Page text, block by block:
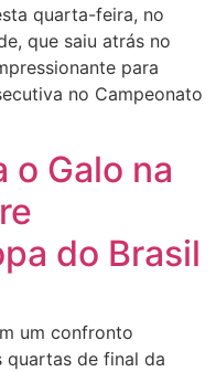
quarta-feira, no
que saiu atrás no
para
no Campeonato
o Galo na
do Brasil
um confronto
de final da